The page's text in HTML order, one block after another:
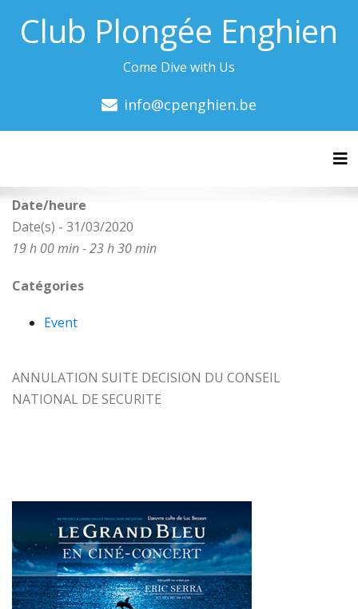
Club Plongée Enghien
Come Dive with Us
info@cpenghien.be
Date/heure
Date(s) - 31/03/2020
19 h 00 min - 23 h 30 min
Catégories
Event
ANNULATION SUITE DECISION DU CONSEIL
NATIONAL DE SECURITE